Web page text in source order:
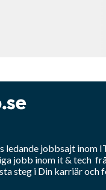
ledande jobbsajt inom
jobb inom it & tech
steg i Din karriär och